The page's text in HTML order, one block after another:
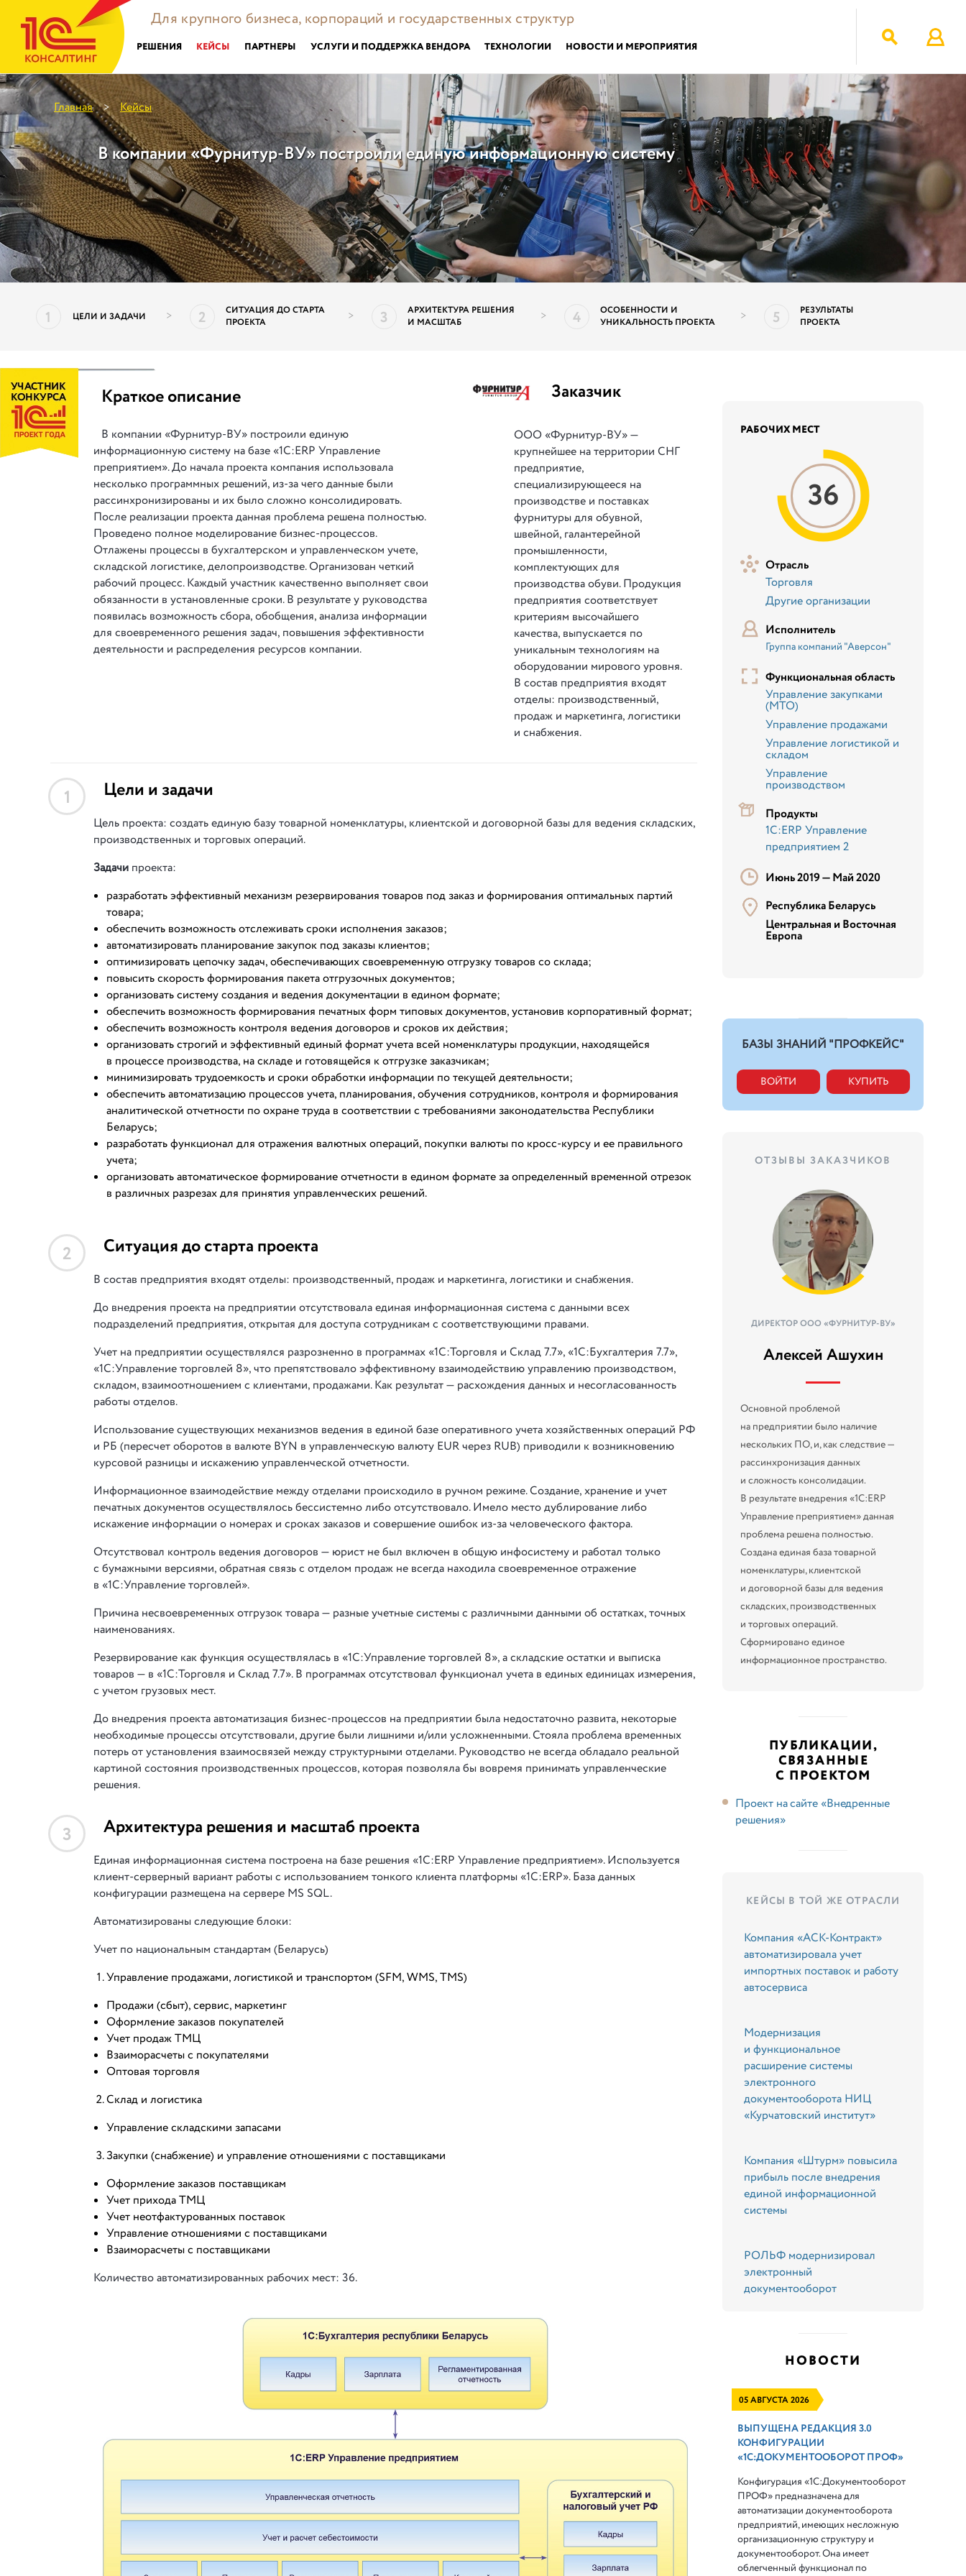
Для крупного бизнеса, корпораций и государственных структур
РЕШЕНИЯ КЕЙСЫ ПАРТНЕРЫ УСЛУГИ И ПОДДЕРЖКА ВЕНДОРА ТЕХНОЛОГИИ НОВОСТИ И МЕРОПРИЯТИЯ
Главная > Кейсы
В компании «Фурнитур-ВУ» построили единую информационную систему
1 ЦЕЛИ И ЗАДАЧИ > 2
СИТУАЦИЯ ДО СТАРТА
ПРОЕКТА
> 3
АРХИТЕКТУРА РЕШЕНИЯ
И МАСШТАБ
> 4
ОСОБЕННОСТИ И
УНИКАЛЬНОСТЬ ПРОЕКТА
> 5
РЕЗУЛЬТАТЫ
ПРОЕКТА
|| Краткое описание
В компании «Фурнитур-ВУ» построили единую
информационную систему на базе «1С:ERP Управление
преприятием». До начала проекта компания использовала
несколько программных решений, из-за чего данные были
рассинхронизированы и их было сложно консолидировать.
После реализации проекта данная проблема решена полностью.
Проведено полное моделирование бизнес-процессов.
Отлажены процессы в бухгалтерском и управленческом учете,
складской логистике, делопроизводстве. Организован четкий
рабочий процесс. Каждый участник качественно выполняет свои
обязанности в установленные сроки. В результате у руководства
появилась возможность сбора, обобщения, анализа информации
для своевременного решения задач, повышения эффективности
деятельности и распределения ресурсов компании.
Заказчик
ООО «Фурнитур-ВУ» —
крупнейшее на территории СНГ
предприятие,
специализирующееся на
производстве и поставках
фурнитуры для обувной,
швейной, галантерейной
промышленности,
комплектующих для
производства обуви. Продукция
предприятия соответствует
критериям высочайшего
качества, выпускается по
уникальным технологиям на
оборудовании мирового уровня.
В состав предприятия входят
отделы: производственный,
продаж и маркетинга, логистики
и снабжения.
1 Цели и задачи
Цель проекта: создать единую базу товарной номенклатуры, клиентской и договорной базы для ведения складских,
производственных и торговых операций.
Задачи проекта:
разработать эффективный механизм резервирования товаров под заказ и формирования оптимальных партий
товара;
обеспечить возможность отслеживать сроки исполнения заказов;
автоматизировать планирование закупок под заказы клиентов;
оптимизировать цепочку задач, обеспечивающих своевременную отгрузку товаров со склада;
повысить скорость формирования пакета отгрузочных документов;
организовать систему создания и ведения документации в едином формате;
обеспечить возможность формирования печатных форм типовых документов, установив корпоративный формат;
обеспечить возможность контроля ведения договоров и сроков их действия;
организовать строгий и эффективный единый формат учета всей номенклатуры продукции, находящейся
в процессе производства, на складе и готовящейся к отгрузке заказчикам;
минимизировать трудоемкость и сроки обработки информации по текущей деятельности;
обеспечить автоматизацию процессов учета, планирования, обучения сотрудников, контроля и формирования
аналитической отчетности по охране труда в соответствии с требованиями законодательства Республики
Беларусь;
разработать функционал для отражения валютных операций, покупки валюты по кросс-курсу и ее правильного
учета;
организовать автоматическое формирование отчетности в едином формате за определенный временной отрезок
в различных разрезах для принятия управленческих решений.
2 Ситуация до старта проекта
В состав предприятия входят отделы: производственный, продаж и маркетинга, логистики и снабжения.
До внедрения проекта на предприятии отсутствовала единая информационная система с данными всех
подразделений предприятия, открытая для доступа сотрудникам с соответствующими правами.
Учет на предприятии осуществлялся разрозненно в программах «1С:Торговля и Склад 7.7», «1С:Бухгалтерия 7.7»,
«1С:Управление торговлей 8», что препятствовало эффективному взаимодействию управлению производством,
складом, взаимоотношением с клиентами, продажами. Как результат — расхождения данных и несогласованность
работы отделов.
Использование существующих механизмов ведения в единой базе оперативного учета хозяйственных операций РФ
и РБ (пересчет оборотов в валюте BYN в управленческую валюту EUR через RUB) приводили к возникновению
курсовой разницы и искажению управленческой отчетности.
Информационное взаимодействие между отделами происходило в ручном режиме. Создание, хранение и учет
печатных документов осуществлялось бессистемно либо отсутствовало. Имело место дублирование либо
искажение информации о номерах и сроках заказов и совершение ошибок из-за человеческого фактора.
Отсутствовал контроль ведения договоров — юрист не был включен в общую инфосистему и работал только
с бумажными версиями, обратная связь с отделом продаж не всегда находила своевременное отражение
в «1С:Управление торговлей».
Причина несвоевременных отгрузок товара — разные учетные системы с различными данными об остатках, точных
наименованиях.
Резервирование как функция осуществлялась в «1С:Управление торговлей 8», а складские остатки и выписка
товаров — в «1С:Торговля и Склад 7.7». В программах отсутствовал функционал учета в единых единицах измерения,
с учетом грузовых мест.
До внедрения проекта автоматизация бизнес-процессов на предприятии была недостаточно развита, некоторые
необходимые процессы отсутствовали, другие были лишними и/или усложненными. Стояла проблема временных
потерь от установления взаимосвязей между структурными отделами. Руководство не всегда обладало реальной
картиной состояния производственных процессов, которая позволяла бы вовремя принимать управленческие
решения.
3 Архитектура решения и масштаб проекта
Единая информационная система построена на базе решения «1С:ERP Управление предприятием». Используется
клиент-серверный вариант работы с использованием тонкого клиента платформы «1С:ERP». База данных
конфигурации размещена на сервере MS SQL.
Автоматизированы следующие блоки:
Учет по национальным стандартам (Беларусь)
Управление продажами, логистикой и транспортом (SFM, WMS, TMS)
Продажи (сбыт), сервис, маркетинг
Оформление заказов покупателей
Учет продаж ТМЦ
Взаиморасчеты с покупателями
Оптовая торговля
Склад и логистика
Управление складскими запасами
Закупки (снабжение) и управление отношениями с поставщиками
Оформление заказов поставщикам
Учет прихода ТМЦ
Учет неотфактурованных поставок
Управление отношениями с поставщиками
Взаиморасчеты с поставщиками
Количество автоматизированных рабочих мест: 36.
РАБОЧИХ МЕСТ
36
Отрасль
Торговля
Другие организации
Исполнитель
Группа компаний "Аверсон"
Функциональная область
Управление закупками
(МТО)
Управление продажами
Управление логистикой и
складом
Управление
производством
Продукты
1С:ERP Управление
предприятием 2
Июнь 2019 —Май 2020
Республика Беларусь
Центральная и Восточная
Европа
БАЗЫ ЗНАНИЙ "ПРОФКЕЙС"
ВОЙТИ КУПИТЬ
ОТЗЫВЫ ЗАКАЗЧИКОВ
ДИРЕКТОР ООО «ФУРНИТУР-ВУ»
Алексей Ашухин
Основной проблемой
на предприятии было наличие
нескольких ПО, и, как следствие —
рассинхронизация данных
и сложность консолидации.
В результате внедрения «1С:ERP
Управление преприятием» данная
проблема решена полностью.
Создана единая база товарной
номенклатуры, клиентской
и договорной базы для ведения
складских, производственных
и торговых операций.
Сформировано единое
информационное пространство.
ПУБЛИКАЦИИ,
СВЯЗАННЫЕ
С ПРОЕКТОМ
Проект на сайте «Внедренные
решения»
КЕЙСЫ В ТОЙ ЖЕ ОТРАСЛИ
Компания «АСК-Контракт»
автоматизировала учет
импортных поставок и работу
автосервиса
Модернизация
и функциональное
расширение системы
электронного
документооборота НИЦ
«Курчатовский институт»
Компания «Штурм» повысила
прибыль после внедрения
единой информационной
системы
РОЛЬФ модернизировал
электронный
документооборот
НОВОСТИ
05 АВГУСТА 2026
ВЫПУЩЕНА РЕДАКЦИЯ 3.0
КОНФИГУРАЦИИ
«1С:ДОКУМЕНТООБОРОТ ПРОФ»
Конфигурация «1С:Документооборот
ПРОФ» предназначена для
автоматизации документооборота
предприятий, имеющих несложную
организационную структуру и
документооборот. Она имеет
облегченный функционал по